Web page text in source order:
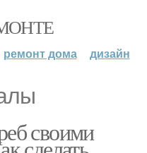
ремонт дома дизайн
своими